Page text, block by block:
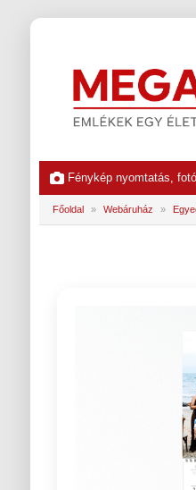
Fénykép nyomtatás,
Főoldal » Webáruház »